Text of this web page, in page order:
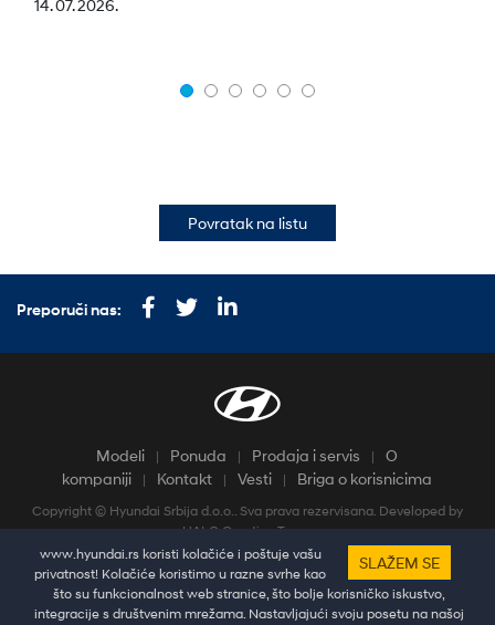
14. 07. 2026.
Povratak na listu
Preporuči nas:
Modeli Ponuda Prodaja i servis
O
kompaniji
Kontakt Vesti Briga o korisnicima
Copyright © Hyundai Srbija d.o.o.. Sva prava rezervisana. Developed by
HALO Creative Team
Pratine najnovije vesti i dešavanja putem društvenih mreža
SLAŽEM SE
www.hyundai.rs koristi kolačiće i poštuje vašu
privatnost! Kolačiće koristimo u razne svrhe kao
što su funkcionalnost web stranice, što bolje korisničko iskustvo,
integracije s društvenim mrežama. Nastavljajući svoju posetu na našoj